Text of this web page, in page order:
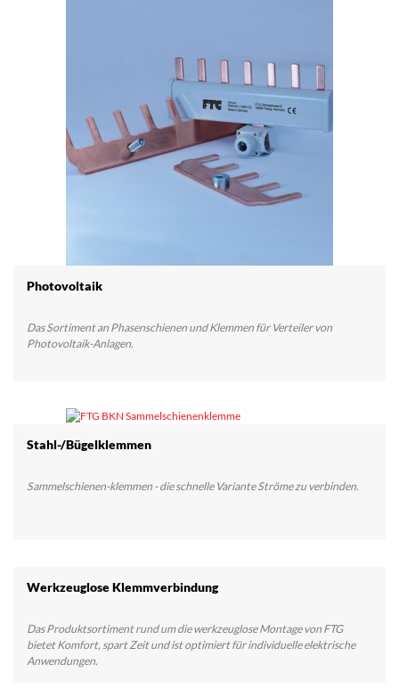
Photovoltaik
Das Sortiment an Phasenschienen und Klemmen für Verteiler von
Photovoltaik-Anlagen.
Stahl-/Bügelklemmen
Sammelschienen-klemmen - die schnelle Variante Ströme zu verbinden.
Werkzeuglose Klemmverbindung
Das Produktsortiment rund um die werkzeuglose Montage von FTG
bietet Komfort, spart Zeit und ist optimiert für individuelle elektrische
Anwendungen.